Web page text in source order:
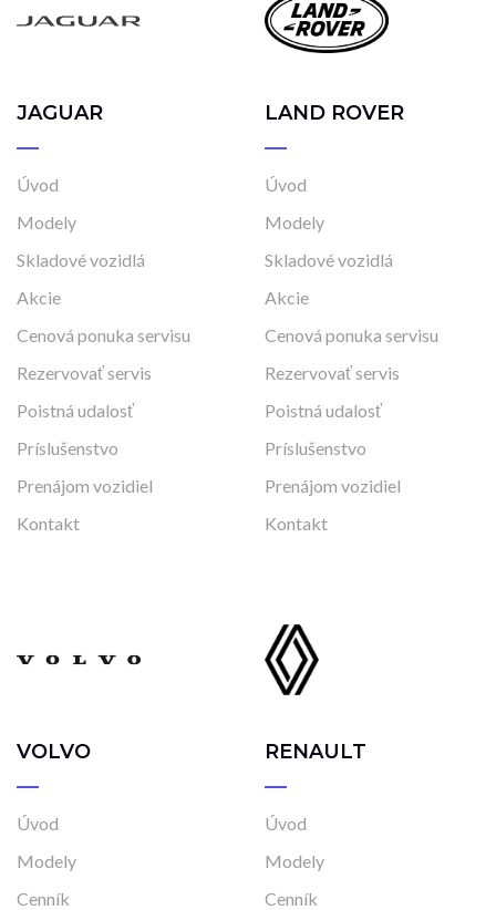
Cena
37 990 €
Stav
Na ceste
Skladom
Vo výrobe
Vo výrobe, s možnosťou meniť konfiguráciu
JAGUAR
Úvod
Modely
Skladové vozidlá
Akcie
Cenová ponuka servisu
Rezervovať servis
Poistná udalosť
Príslušenstvo
Prenájom vozidiel
Kontakt
LAND ROVER
Úvod
Modely
Skladové vozidlá
Akcie
Cenová ponuka servisu
Rezervovať servis
Poistná udalosť
Príslušenstvo
Prenájom vozidiel
Kontakt
VOLVO
Úvod
Modely
Cenník
RENAULT
Úvod
Modely
Cenník